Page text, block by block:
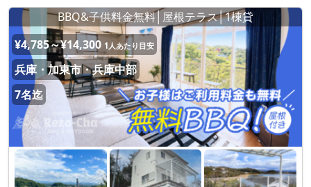
BBQ&子供料金無料│屋根テラス│1棟貸
¥4,785～¥14,300 1人あたり目安
兵庫・加東市・兵庫中部
7名迄